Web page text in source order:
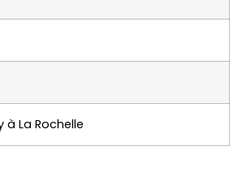
à La Rochelle